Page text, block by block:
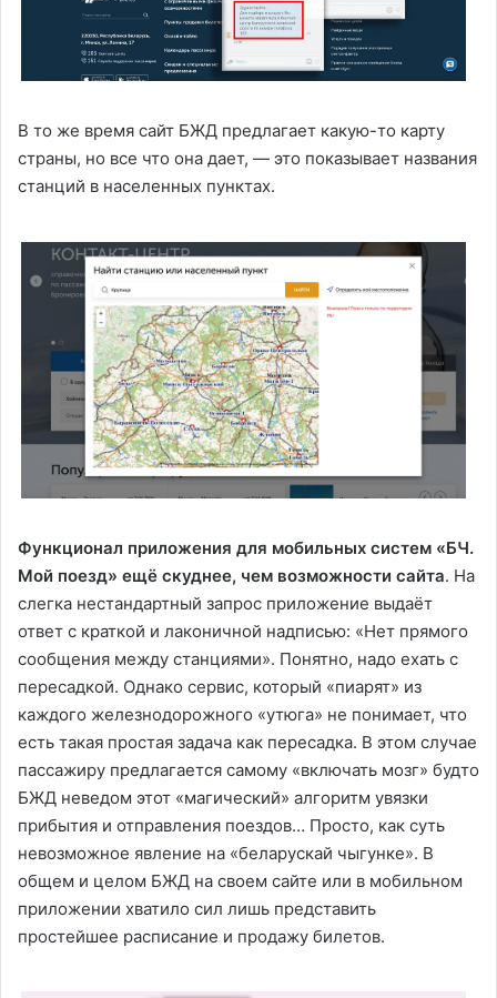
В то же время сайт БЖД предлагает какую-то карту
страны, но все что она дает, — это показывает названия
станций в населенных пунктах.
Функционал приложения для мобильных систем «БЧ.
Мой поезд» ещё скуднее, чем возможности сайта. На
слегка нестандартный запрос приложение выдаёт
ответ с краткой и лаконичной надписью: «Нет прямого
сообщения между станциями». Понятно, надо ехать с
пересадкой. Однако сервис, который «пиарят» из
каждого железнодорожного «утюга» не понимает, что
есть такая простая задача как пересадка. В этом случае
пассажиру предлагается самому «включать мозг» будто
БЖД неведом этот «магический» алгоритм увязки
прибытия и отправления поездов… Просто, как суть
невозможное явление на «беларускай чыгунке». В
общем и целом БЖД на своем сайте или в мобильном
приложении хватило сил лишь представить
простейшее расписание и продажу билетов.